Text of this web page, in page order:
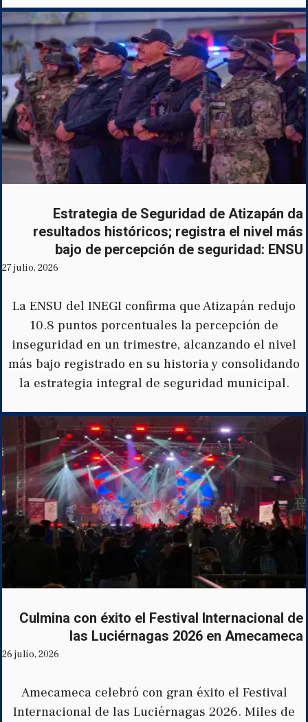
Estrategia de Seguridad de Atizapán da
resultados históricos; registra el nivel más
bajo de percepción de seguridad: ENSU
27 julio, 2026
La ENSU del INEGI confirma que Atizapán redujo
10.8 puntos porcentuales la percepción de
inseguridad en un trimestre, alcanzando el nivel
más bajo registrado en su historia y consolidando
la estrategia integral de seguridad municipal.
Culmina con éxito el Festival Internacional de
las Luciérnagas 2026 en Amecameca
26 julio, 2026
Amecameca celebró con gran éxito el Festival
Internacional de las Luciérnagas 2026. Miles de